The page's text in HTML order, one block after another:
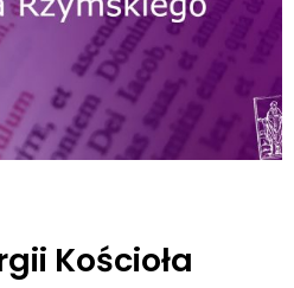
Kościoła